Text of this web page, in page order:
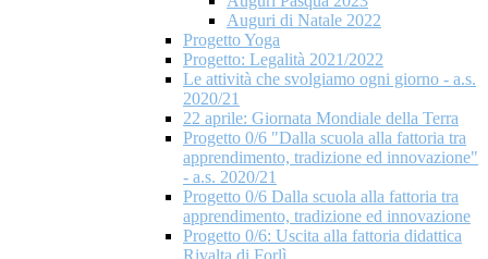
Auguri di Natale 2022
Progetto Yoga
Progetto: Legalità 2021/2022
Le attività che svolgiamo ogni giorno - a.s.
2020/21
22 aprile: Giornata Mondiale della Terra
Progetto 0/6 "Dalla scuola alla fattoria tra
apprendimento, tradizione ed innovazione"
- a.s. 2020/21
Progetto 0/6 Dalla scuola alla fattoria tra
apprendimento, tradizione ed innovazione
Progetto 0/6: Uscita alla fattoria didattica